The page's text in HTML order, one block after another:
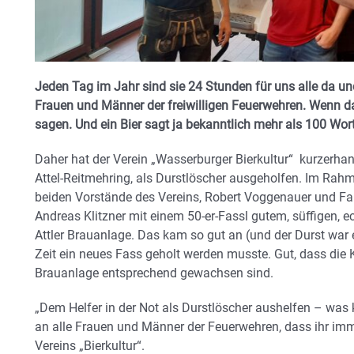
Jeden Tag im Jahr sind sie 24 Stunden für uns alle da
Frauen und Männer der freiwilligen Feuerwehren. Wenn
sagen. Und ein Bier sagt ja bekanntlich mehr als 100
Daher hat der Verein „Wasserburger Bierkultur“
Attel-Reitmehring, als Durstlöscher ausgeholfen. Im
beiden Vorstände des Vereins, Robert Voggenauer und
Andreas Klitzner mit einem 50-er-Fassl gutem, süffigen,
Attler Brauanlage. Das kam so gut an (und der Durst
Zeit ein neues Fass geholt werden musste. Gut, dass die
Brauanlage entsprechend gewachsen sind.
„Dem Helfer in der Not als Durstlöscher aushelfen –
an alle Frauen und Männer der Feuerwehren, dass ihr
Vereins „Bierkultur“.